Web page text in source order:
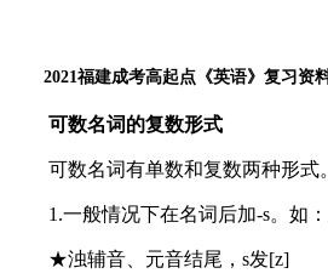
2021福建成考高起点《英语》复习资
可数名词的复数形式
可数名词有单数和复数两种形式
1.一般情况下在名词后加-s。如：
★浊辅音、元音结尾，s发[z]